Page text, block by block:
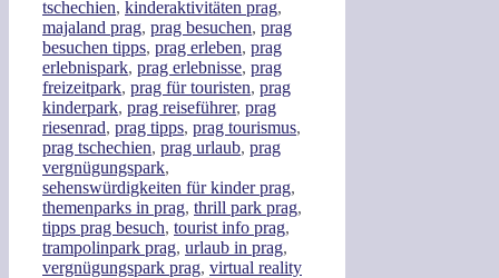
tschechien, kinderaktivitäten prag,
majaland prag, prag besuchen, prag
besuchen tipps, prag erleben, prag
erlebnispark, prag erlebnisse, prag
freizeitpark, prag für touristen, prag
kinderpark, prag reiseführer, prag
riesenrad, prag tipps, prag tourismus,
prag tschechien, prag urlaub, prag
vergnügungspark,
sehenswürdigkeiten für kinder prag,
themenparks in prag, thrill park prag,
tipps prag besuch, tourist info prag,
trampolinpark prag, urlaub in prag,
vergnügungspark prag, virtual reality